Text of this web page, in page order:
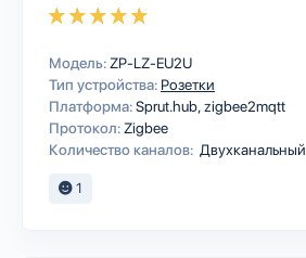
Модель: ZP-LZ-EU2U
Тип устройства: Розетки
Платформа:Sprut.hubzigbee2mqtt
Протокол: Zigbee
Количество каналов: Двухканальный
1